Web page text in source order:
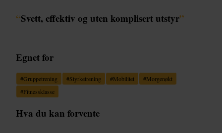
“Svett, effektiv og uten komplisert utstyr”
Egnet for
#Gruppetrening #Styrketrening #Mobilitet #Morgenøkt
#Fitnessklasse
Hva du kan forvente